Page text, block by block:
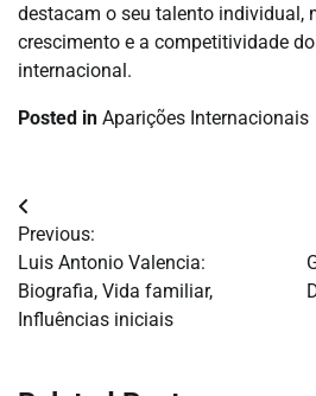
destacam o seu talento individual,
crescimento e a competitividade
internacional.
Posted in Aparições Internacionais
Post
navigation
Previous:
Luis Antonio Valencia:
Biografia, Vida familiar,
Influências iniciais